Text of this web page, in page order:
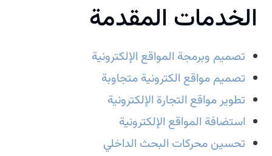
الخدمات المقدمة
تصميم وبرمجة المواقع الإلكترونية
تصميم مواقع الكترونية متجاوبة
تطوير مواقع التجارة الإلكترونية
استضافة المواقع الإلكترونية
تحسين محركات البحث الداخلي